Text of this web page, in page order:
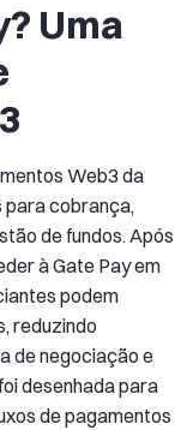
Uma
Web3 da
para cobrança,
de fundos. Após
à Gate Pay em
podem
reduzindo
de negociação e
desenhada para
de pagamentos